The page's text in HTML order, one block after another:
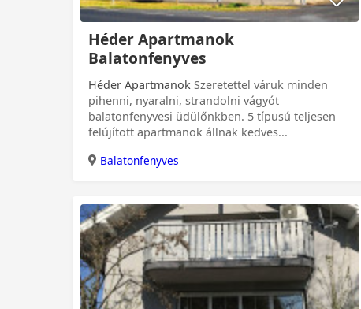
0 Ft
Héder Apartmanok
Balatonfenyves
Héder Apartmanok
pihenni, nyaralni, strandolni vágyót
balatonfenyvesi üdülőnkben. 5 típusú teljesen
felújított apartmanok állnak kedves...
Balatonfenyves